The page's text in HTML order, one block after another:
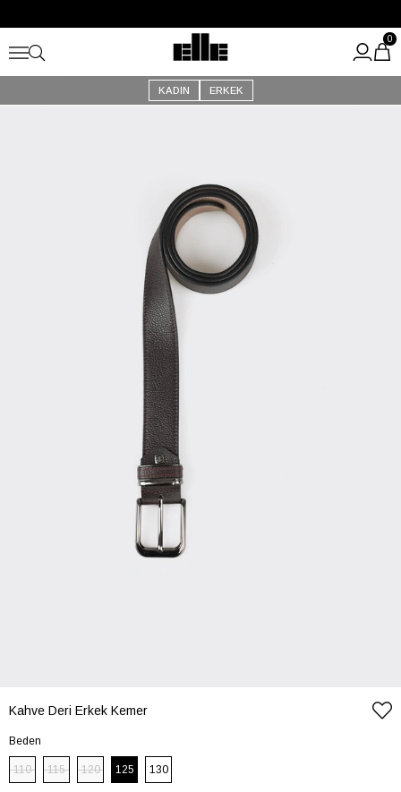
Kargo Ücretsiz!
KADIN ERKEK
0
Kahve Deri Erkek Kemer
Beden
110 115 120 125 130